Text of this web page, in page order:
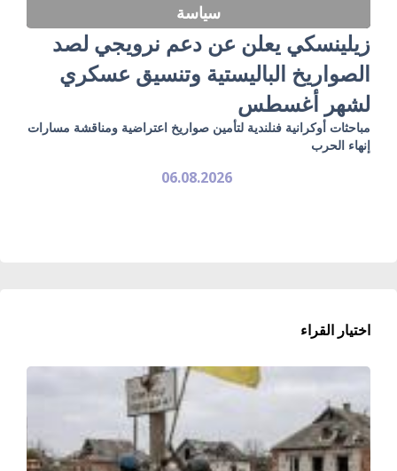
سياسة
زيلينسكي يعلن عن دعم نرويجي لصد
الصواريخ الباليستية وتنسيق عسكري
لشهر أغسطس
مباحثات أوكرانية فنلندية لتأمين صواريخ اعتراضية ومناقشة مسارات
إنهاء الحرب
06.08.2026
اختيار القراء